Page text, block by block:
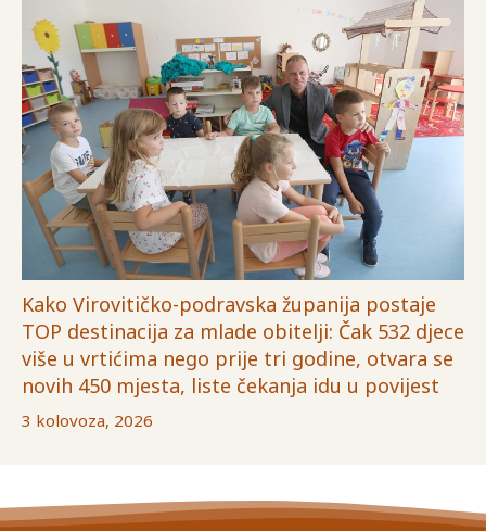
Kako Virovitičko-podravska županija postaje
TOP destinacija za mlade obitelji: Čak 532 djece
više u vrtićima nego prije tri godine, otvara se
novih 450 mjesta, liste čekanja idu u povijest
3 kolovoza, 2026